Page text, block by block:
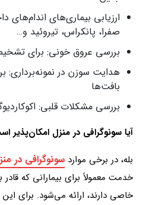
ارزیابی بیماری‌های اندام‌های
صفرا، پانکراس، تیروئید و…
بررسی عروق خونی: برای
هدایت سوزن در نمونه‌برداری:
بافت‌ها
بررسی مشکلات قلبی:
آیا سونوگرافی در منزل امکان‌پذیر
بله، در برخی موارد سونوگرافی در
خدمت معمولاً برای بیمارانی که
خاصی دارند، ارائه می‌شود. برای این